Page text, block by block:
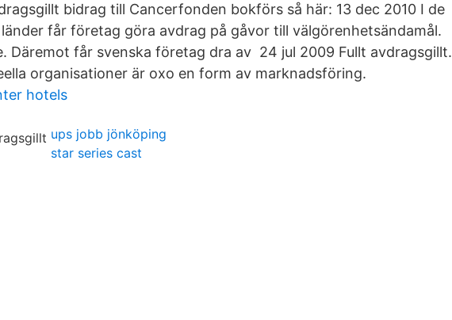
bidrag till Cancerfonden bokförs så här: 13 dec 2010 I de
får företag göra avdrag på gåvor till välgörenhetsändamål.
Däremot får svenska företag dra av 24 jul 2009 Fullt avdragsgillt.
organisationer är oxo en form av marknadsföring.
hotels
ups jobb jönköping
star series cast